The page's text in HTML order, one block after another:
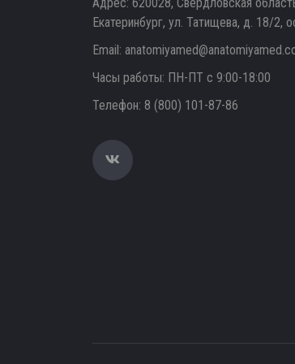
Екатеринбург, ул. Татищева, д. 18/2,
Email:
Часы работы: ПН-ПТ с 9:00-18:00
Телефон: 8 (800) 101-87-86